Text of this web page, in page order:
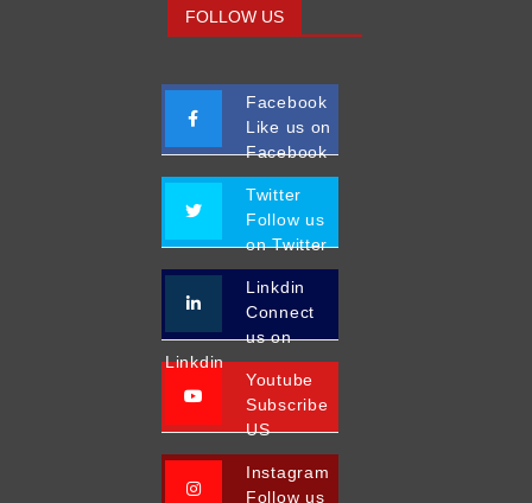
FOLLOW US
Facebook
Like us on
Facebook
Twitter
Follow us
on Twitter
Linkdin
Connect
us on
Linkdin
Youtube
Subscribe
US
Instagram
Follow us